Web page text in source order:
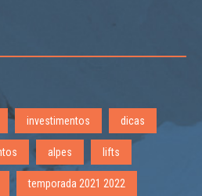
investimentos dicas
alpes lifts
temporada 2021 2022